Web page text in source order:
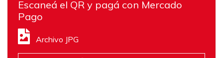
Escaneá el QR y pagá con Mercado
Pago
Archivo JPG